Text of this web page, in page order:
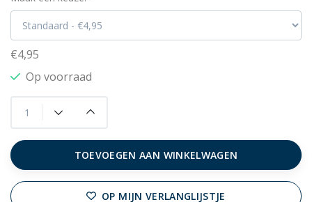
€4,95
Op voorraad
TOEVOEGEN AAN WINKELWAGEN
OP MIJN VERLANGLIJSTJE